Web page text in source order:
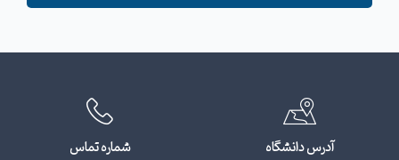
آدرس دانشگاه
شماره تماس